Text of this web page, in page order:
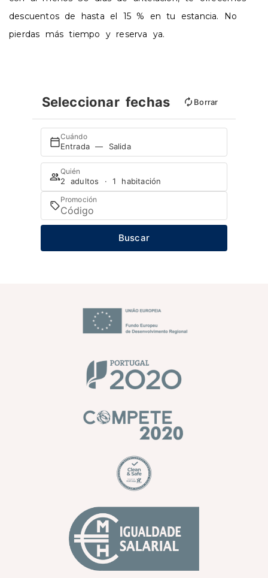
descuentos de hasta el 15 % en tu estancia. No
pierdas más tiempo y reserva ya.
Seleccionar fechas Borrar
Cuándo
Entrada — Salida
Quién
2 adultos · 1 habitación
Promoción
Buscar